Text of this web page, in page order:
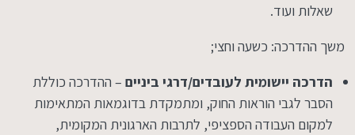
שאלות ועוד.
משך ההדרכה: כשעה וחצי;
הדרכה יישומית לעובדים/דרגי ביניים – ההדרכה כוללת
הסבר לגבי הוראות החוק, ומתמקדת בדוגמאות המתאימות
למקום העבודה הספציפי, לתרבות הארגונית המקומית,